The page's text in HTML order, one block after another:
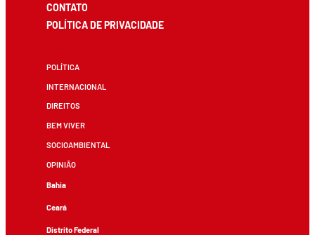
CONTATO
POLÍTICA DE PRIVACIDADE
POLÍTICA
INTERNACIONAL
DIREITOS
BEM VIVER
SOCIOAMBIENTAL
OPINIÃO
Bahia
Ceará
Distrito Federal